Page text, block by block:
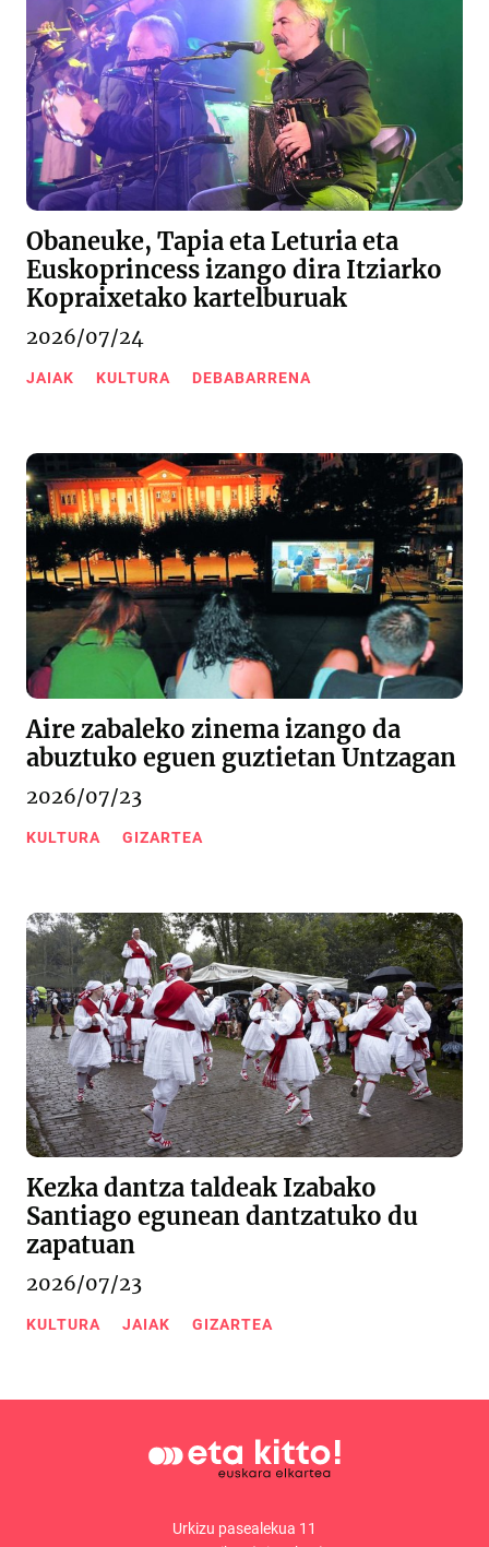
Obaneuke, Tapia eta Leturia eta
Euskoprincess izango dira Itziarko
Kopraixetako kartelburuak
2026/07/24
JAIAK KULTURA DEBABARRENA
Aire zabaleko zinema izango da
abuztuko eguen guztietan Untzagan
2026/07/23
KULTURA GIZARTEA
Kezka dantza taldeak Izabako
Santiago egunean dantzatuko du
zapatuan
2026/07/23
KULTURA JAIAK GIZARTEA
Urkizu pasealekua 11